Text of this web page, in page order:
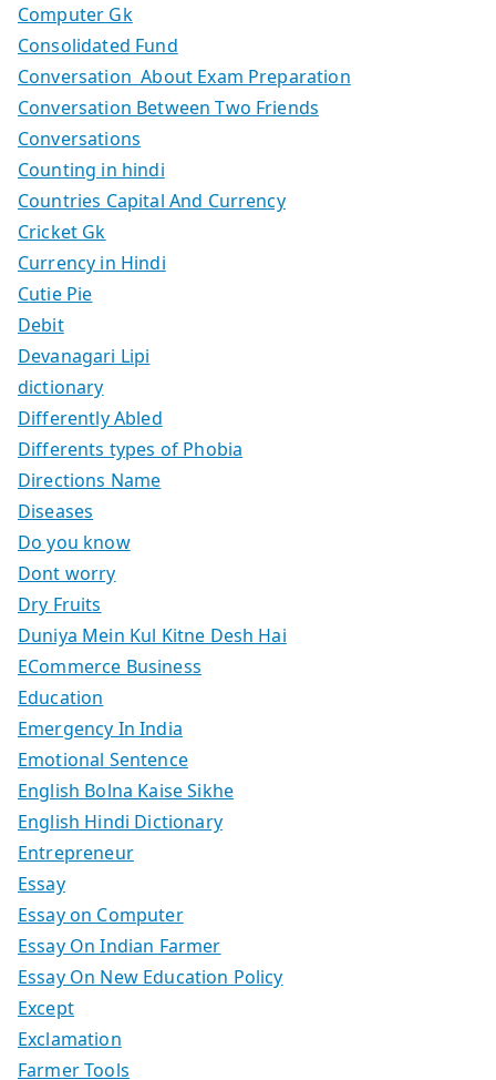
Computer Gk
Consolidated Fund
Conversation About Exam Preparation
Conversation Between Two Friends
Conversations
Counting in hindi
Countries Capital And Currency
Cricket Gk
Currency in Hindi
Cutie Pie
Debit
Devanagari Lipi
dictionary
Differently Abled
Differents types of Phobia
Directions Name
Diseases
Do you know
Dont worry
Dry Fruits
Duniya Mein Kul Kitne Desh Hai
ECommerce Business
Education
Emergency In India
Emotional Sentence
English Bolna Kaise Sikhe
English Hindi Dictionary
Entrepreneur
Essay
Essay on Computer
Essay On Indian Farmer
Essay On New Education Policy
Except
Exclamation
Farmer Tools